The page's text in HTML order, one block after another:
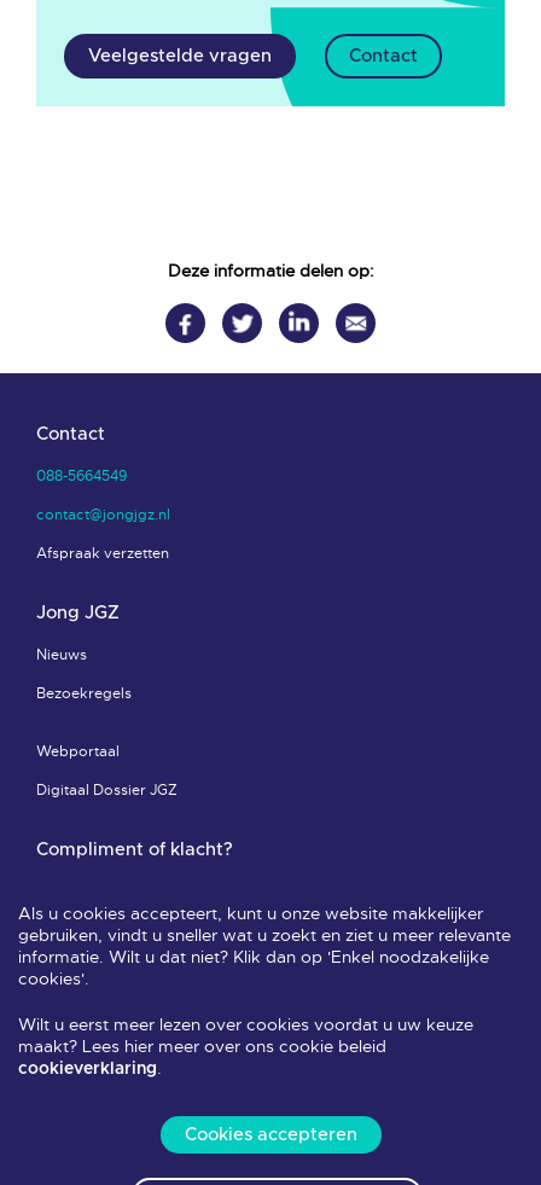
Veelgestelde vragen Contact
Deze informatie delen op:
Contact
088-5664549
contact@jongjgz.nl
Afspraak verzetten
Jong JGZ
Nieuws
Bezoekregels
Webportaal
Digitaal Dossier JGZ
Compliment of klacht?
Leveringsvoorwaarden & privacy
Veelgestelde vragen
Volg ons
Als u cookies accepteert, kunt u onze website makkelijker
gebruiken, vindt u sneller wat u zoekt en ziet u meer relevante
informatie. Wilt u dat niet? Klik dan op 'Enkel noodzakelijke
cookies'.
Wilt u eerst meer lezen over cookies voordat u uw keuze
maakt? Lees hier meer over ons cookie beleid
cookieverklaring.
Cookies accepteren